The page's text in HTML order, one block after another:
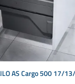
AS Cargo 500 17/